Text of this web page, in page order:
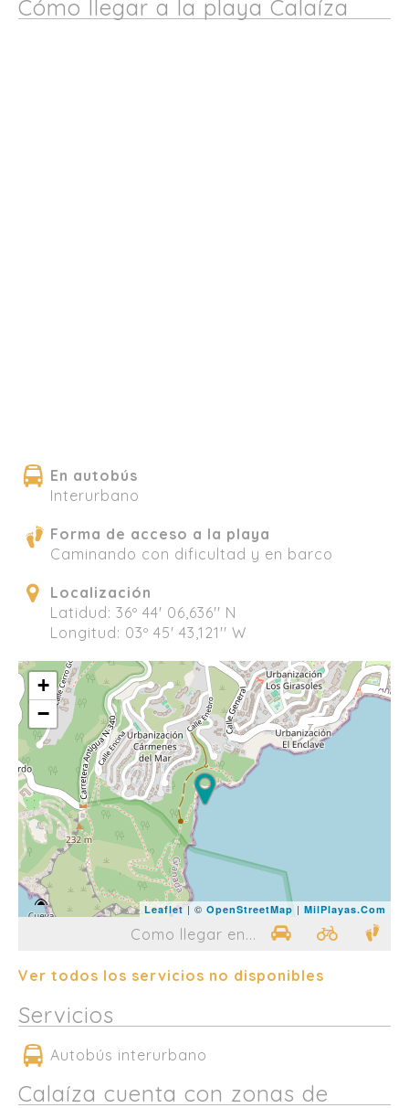
Cómo llegar a la playa Calaíza
En autobús
Interurbano
Forma de acceso a la playa
Caminando con dificultad y en barco
Localización
Latidud: 36º 44' 06,636'' N
Longitud: 03º 45' 43,121'' W
+
−
Leaflet| © OpenStreetMap | MilPlayas.Com
Como llegar en...
Ver todos los servicios no disponibles
Servicios
Autobús interurbano
Calaíza cuenta con zonas de